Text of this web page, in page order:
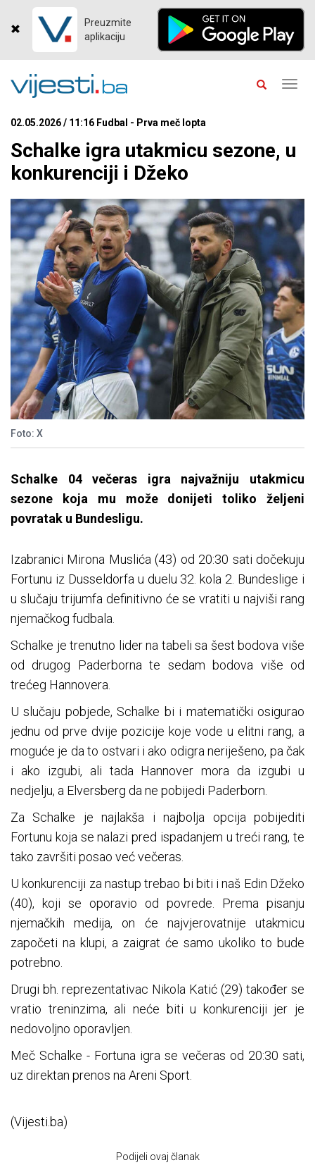
Preuzmite
aplikaciju
02.05.2026 / 11:16 Fudbal - Prva meč lopta
Schalke igra utakmicu sezone, u
konkurenciji i Džeko
Foto: X
Schalke 04 večeras igra najvažniju utakmicu
sezone koja mu može donijeti toliko željeni
povratak u Bundesligu.
Izabranici Mirona Muslića (43) od 20:30 sati dočekuju
Fortunu iz Dusseldorfa u duelu 32. kola 2. Bundeslige i
u slučaju trijumfa definitivno će se vratiti u najviši rang
njemačkog fudbala.
Schalke je trenutno lider na tabeli sa šest bodova više
od drugog Paderborna te sedam bodova više od
trećeg Hannovera.
U slučaju pobjede, Schalke bi i matematički osigurao
jednu od prve dvije pozicije koje vode u elitni rang, a
moguće je da to ostvari i ako odigra neriješeno, pa čak
i ako izgubi, ali tada Hannover mora da izgubi u
nedjelju, a Elversberg da ne pobijedi Paderborn.
Za Schalke je najlakša i najbolja opcija pobijediti
Fortunu koja se nalazi pred ispadanjem u treći rang, te
tako završiti posao već večeras.
U konkurenciji za nastup trebao bi biti i naš Edin Džeko
(40), koji se oporavio od povrede. Prema pisanju
njemačkih medija, on će najvjerovatnije utakmicu
započeti na klupi, a zaigrat će samo ukoliko to bude
potrebno.
Drugi bh. reprezentativac Nikola Katić (29) također se
vratio treninzima, ali neće biti u konkurenciji jer je
nedovoljno oporavljen.
Meč Schalke - Fortuna igra se večeras od 20:30 sati,
uz direktan prenos na Areni Sport.
(Vijesti.ba)
Podijeli ovaj članak